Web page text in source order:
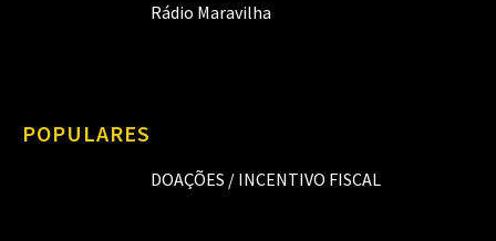
Rádio Maravilha
POPULARES
DOAÇÕES / INCENTIVO FISCAL